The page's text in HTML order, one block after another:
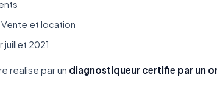
Vente et location
juillet 2021
realise par un diagnostiqueur certifie par un